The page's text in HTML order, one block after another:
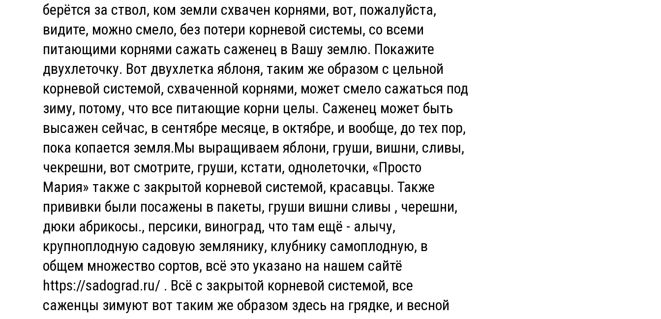
берётся за ствол, ком земли схвачен корнями, вот, пожалуйста,
видите, можно смело, без потери корневой системы, со всеми
питающими корнями сажать саженец в Вашу землю. Покажите
двухлеточку. Вот двухлетка яблоня, таким же образом с цельной
корневой системой, схваченной корнями, может смело сажаться под
зиму, потому, что все питающие корни целы. Саженец может быть
высажен сейчас, в сентябре месяце, в октябре, и вообще, до тех пор,
пока копается земля.Мы выращиваем яблони, груши, вишни, сливы,
чекрешни, вот смотрите, груши, кстати, однолеточки, «Просто
Мария» также с закрытой корневой системой, красавцы. Также
прививки были посажены в пакеты, груши вишни сливы , черешни,
дюки абрикосы., персики, виноград, что там ещё - алычу,
крупноплодную садовую землянику, клубнику самоплодную, в
общем множество сортов, всё это указано на нашем сайтё
https://sadograd.ru/ . Всё с закрытой корневой системой, все
саженцы зимуют вот таким же образом здесь на грядке, и весной